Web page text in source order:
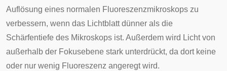
Auflösung eines normalen Fluoreszenzmikroskops zu
verbessern, wenn das Lichtblatt dünner als die
Schärfentiefe des Mikroskops ist. Außerdem wird Licht von
außerhalb der Fokusebene stark unterdrückt, da dort keine
oder nur wenig Fluoreszenz angeregt wird.